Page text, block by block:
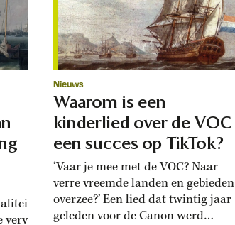
op VOC-
daarvan. ‘De
Nieuws
Waarom is een
kinderlied over de VOC
een succes op TikTok?
‘Vaar je mee met de VOC? Naar
verre vreemde landen en gebieden
overzee?’ Een lied dat twintig jaar
geleden voor de Canon werd